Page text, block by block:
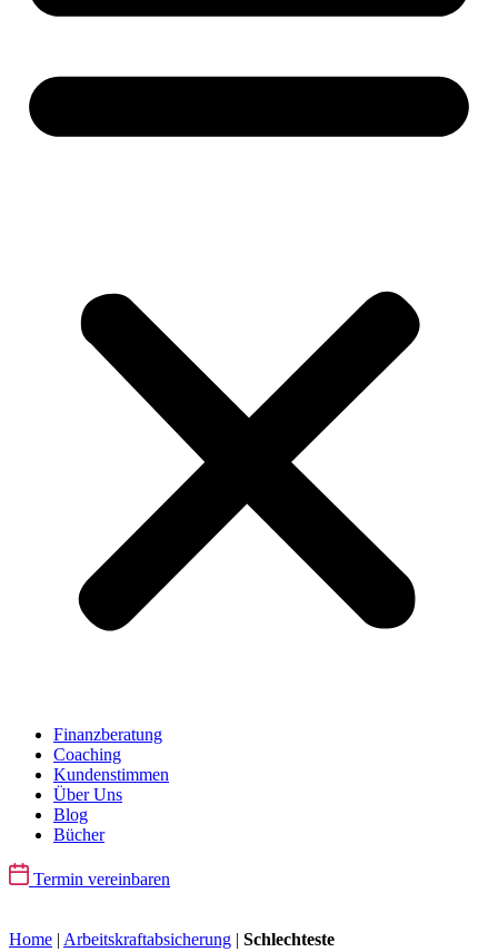
Finanzberatung
Coaching
Kundenstimmen
Über Uns
Blog
Bücher
Termin vereinbaren
Home | Arbeitskraftabsicherung | Schlechteste